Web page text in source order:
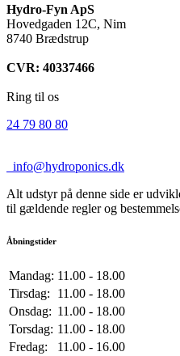
Hydro-Fyn ApS
Hovedgaden 12C, Nim
8740 Brædstrup
CVR: 40337466
Ring til os
24 79 80 80
info@hydroponics.dk
Alt udstyr på denne side er
til gældende regler og
Åbningstider
Mandag: 11.00 - 18.00
Tirsdag:
11.00 - 18.00
Onsdag: 11.00 - 18.00
Torsdag: 11.00 - 18.00
Fredag:
11.00 - 16.00